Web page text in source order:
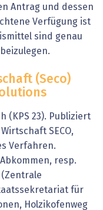
Antrag und dessen
Verfügung ist
sind genau
(Seco)
(KPS 23). Publiziert
SECO,
Verfahren.
resp.
für
Holzikofenweg